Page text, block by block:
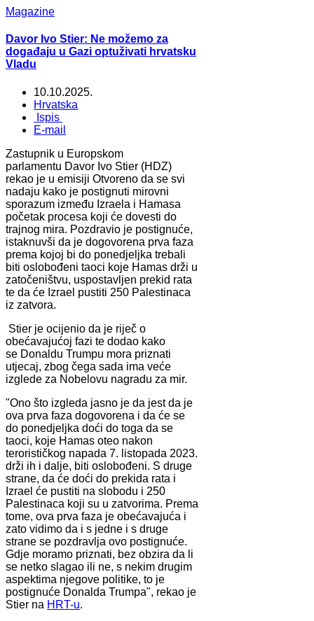
Magazine
Davor Ivo Stier: Ne možemo za
događaju u Gazi optuživati hrvatsku
Vladu
10.10.2025.
Hrvatska
Ispis
E-mail
Zastupnik u Europskom
parlamentu Davor Ivo Stier (HDZ)
rekao je u emisiji Otvoreno da se svi
nadaju kako je postignuti mirovni
sporazum između Izraela i Hamasa
početak procesa koji će dovesti do
trajnog mira. Pozdravio je postignuće,
istaknuvši da je dogovorena prva faza
prema kojoj bi do ponedjeljka trebali
biti oslobođeni taoci koje Hamas drži u
zatočeništvu, uspostavljen prekid rata
te da će Izrael pustiti 250 Palestinaca
iz zatvora.
Stier je ocijenio da je riječ o
obećavajućoj fazi te dodao kako
se Donaldu Trumpu mora priznati
utjecaj, zbog čega sada ima veće
izglede za Nobelovu nagradu za mir.
"Ono što izgleda jasno je da jest da je
ova prva faza dogovorena i da će se
do ponedjeljka doći do toga da se
taoci, koje Hamas oteo nakon
terorističkog napada 7. listopada 2023.
drži ih i dalje, biti oslobođeni. S druge
strane, da će doći do prekida rata i
Izrael će pustiti na slobodu i 250
Palestinaca koji su u zatvorima. Prema
tome, ova prva faza je obećavajuća i
zato vidimo da i s jedne i s druge
strane se pozdravlja ovo postignuće.
Gdje moramo priznati, bez obzira da li
se netko slagao ili ne, s nekim drugim
aspektima njegove politike, to je
postignuće Donalda Trumpa", rekao je
Stier na HRT-u.